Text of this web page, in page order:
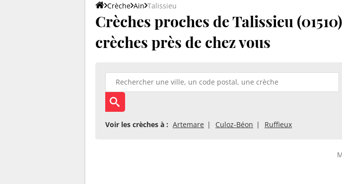
Crèche Ain Talissieu
Crèches proches de Talissieu
crèches près de chez vous
Voir les crèches à : Artemare Culoz-Béon Ruffieux